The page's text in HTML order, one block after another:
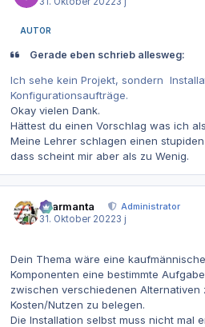
AUTOR
Gerade eben schrieb allesweg:
Ich sehe kein Projekt, sondern
Konfigurationsaufträge.
Okay vielen Dank.
Hättest du einen Vorschlag was ich
Meine Lehrer schlagen einen
dass scheint mir aber als zu Wenig.
charmanta
Administrator
31. Oktober 20223 j
Dein Thema wäre eine
Komponenten eine bestimmte
zwischen verschiedenen
Kosten/Nutzen zu belegen.
Die Installation selbst muss nicht mal